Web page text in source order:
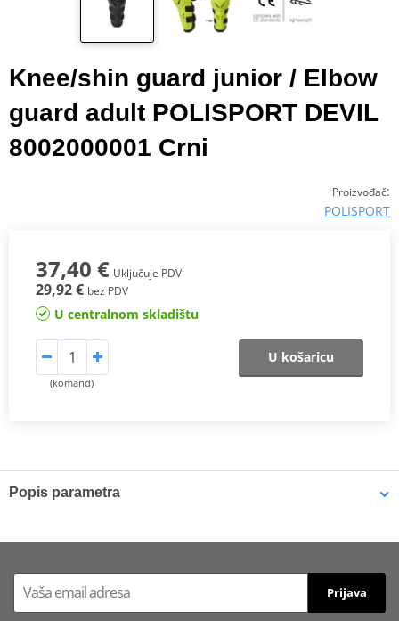
Knee/shin guard junior / Elbow
guard adult POLISPORT DEVIL
8002000001 Crni
Proizvođač:
POLISPORT
37,40 € Uključuje PDV
29,92 € bez PDV
U centralnom skladištu
(komand)
U košaricu
Popis parametra
Prijava